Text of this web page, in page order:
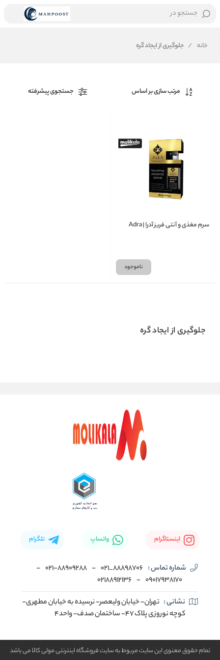
جستجو در
خانه / جلوگیری از ایجاد گره
مرتب سازی بر اساس جستجوی پیشرفته
سرم مغذی و آنتی فریز آدرا | Adra
ناموجود
جلوگیری از ایجاد گره
اینستاگرام واتساپ تلگرام
شماره تماس : 88898706_021
- ۰۲۱-۸۸۹۰۹۲۸۸ -
۰۹۰۱۷۹۳۸۱۷۰ -
02188912136
نشانی : تهران- خیابان ولیعصر- نرسیده به خیابان مطهری-
کوچه نوروزی پلاک ۴۷- ساختمان صدف- واحد۴
تمام حقوق معنوی این سایت مربوط به سایت فروشگاه اینترنتی مولی کالا می باشد